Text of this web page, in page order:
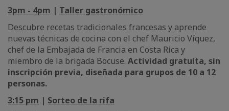
3pm - 4pm | Taller gastronómico
Descubre recetas tradicionales francesas y aprende
nuevas técnicas de cocina con el chef Mauricio Víquez,
chef de la Embajada de Francia en Costa Rica y
miembro de la brigada Bocuse. Actividad gratuita, sin
inscripción previa, diseñada para grupos de 10 a 12
personas.
3:15 pm | Sorteo de la rifa